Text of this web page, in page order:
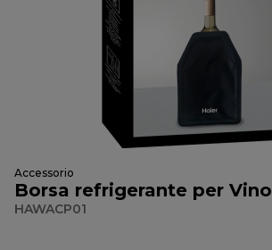
Accessorio
Borsa refrigerante per Vino
HAWACP01